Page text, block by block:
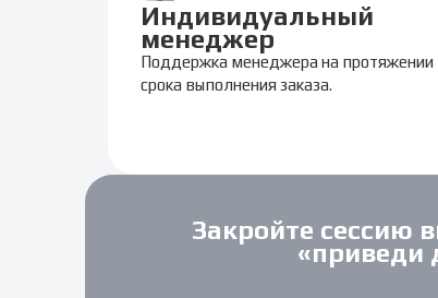
Индивидуальный
менеджер
Поддержка менеджера на протяжении
срока выполнения заказа.
Закройте сессию
«приведи